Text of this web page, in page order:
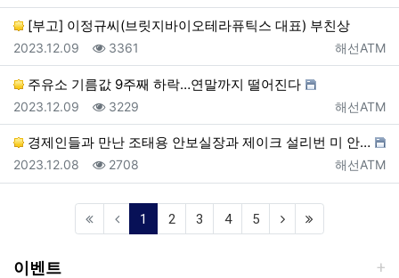
[부고] 이정규씨(브릿지바이오테라퓨틱스 대표) 부친상
등록자
해선ATM
등록일
2023.12.09 조회
3361
주유소 기름값 9주째 하락…연말까지 떨어진다
등록자
해선ATM
등록일
2023.12.09 조회
3229
경제인들과 만난 조태용 안보실장과 제이크 설리번 미 안…
등록자
해선ATM
등록일
2023.12.08 조회
2708
1 (current)
2 3 4 5
이벤트